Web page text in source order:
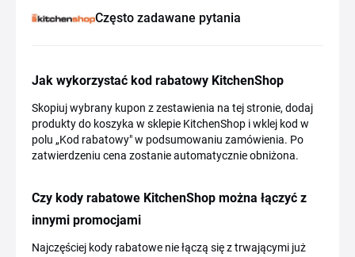
Często zadawane pytania
Jak wykorzystać kod rabatowy KitchenShop
Skopiuj wybrany kupon z zestawienia na tej stronie, dodaj
produkty do koszyka w sklepie KitchenShop i wklej kod w
polu „Kod rabatowy" w podsumowaniu zamówienia. Po
zatwierdzeniu cena zostanie automatycznie obniżona.
Czy kody rabatowe KitchenShop można łączyć z
innymi promocjami
Najczęściej kody rabatowe nie łączą się z trwającymi już